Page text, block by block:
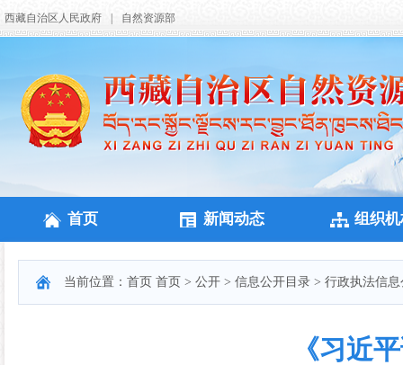
西藏自治区人民政府 自然资源部
首页 新闻动态 组织
当前位置： 首页 首页 > 公开 > 信息公开目录 > 行政执法信
《习近